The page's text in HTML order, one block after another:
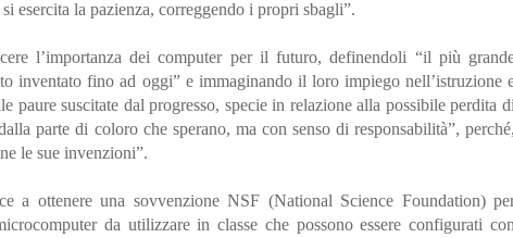
esercita la pazienza, correggendo i propri sbagli”.
l’importanza dei computer per il futuro, definendoli “il più
inventato fino ad oggi” e immaginando il loro impiego nell’istruzione
paure suscitate dal progresso, specie in relazione alla possibile perdita di
parte di coloro che sperano, ma con senso di responsabilità”, perché,
le sue invenzioni”.
a ottenere una sovvenzione NSF (National Science Foundation)
da utilizzare in classe che possono essere configurati con